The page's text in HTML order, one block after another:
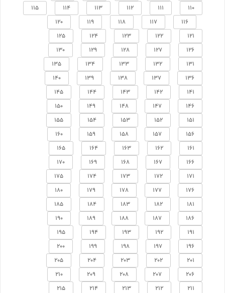
110
111
112
113
114
115
116
117
118
119
120
121
122
123
124
125
126
127
128
129
130
131
132
133
134
135
136
137
138
139
140
141
142
143
144
145
146
147
148
149
150
151
152
153
154
155
156
157
158
159
160
161
162
163
164
165
166
167
168
169
170
171
172
173
174
175
176
177
178
179
180
181
182
183
184
185
186
187
188
189
190
191
192
193
194
195
196
197
198
199
200
201
202
203
204
205
206
207
208
209
210
211
212
213
214
215